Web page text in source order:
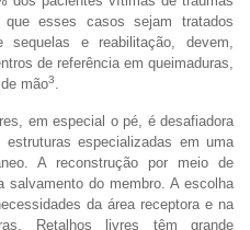
esses casos sejam tratados
sequelas e reabilitação, devem,
de referência em queimaduras,
mão3
em especial o pé, é desafiadora
especializadas em uma
A reconstrução por meio de
salvamento do membro. A escolha
da área receptora e na
Retalhos livres têm grande